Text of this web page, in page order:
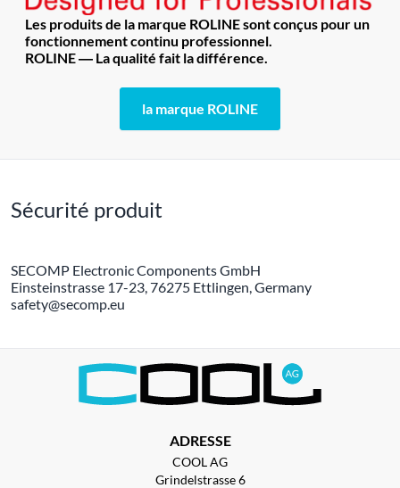
Les produits de la marque ROLINE sont conçus pour un
fonctionnement continu professionnel.
ROLINE ― La qualité fait la différence.
la marque ROLINE
Sécurité produit
SECOMP Electronic Components GmbH
Einsteinstrasse 17-23, 76275 Ettlingen, Germany
safety@secomp.eu
ADRESSE
COOL AG
Grindelstrasse 6